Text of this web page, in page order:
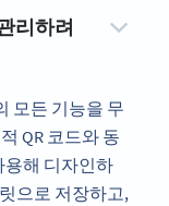
리하려
모든 기능을 무
QR 코드와 동
용해 디자인하
으로 저장하고,